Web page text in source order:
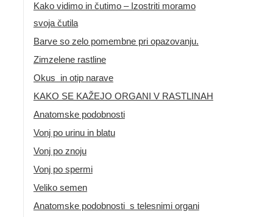
Kako vidimo in čutimo – Izostriti moramo
svoja čutila
Barve so zelo pomembne pri opazovanju.
Zimzelene rastline
Okus in otip narave
KAKO SE KAŽEJO ORGANI V RASTLINAH
Anatomske podobnosti
Vonj po urinu in blatu
Vonj po znoju
Vonj po spermi
Veliko semen
Anatomske podobnosti s telesnimi organi